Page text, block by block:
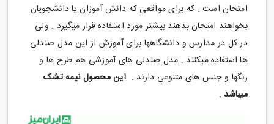
امتحان است . که برای مواقعی که دانش آموزان یا دانشجویان
بخواهند امتحان بدهند بیشتر مورد استفاده قرار میگیرد . ولی
در کل در مدارس و دانشگاهها برای آموزش از این مدل صندلی
ها استفاده میکنند . مدل صندلی های آموزشی هم طرح ها و
رنگها و جنس های متنوعی دارند . این محصول نیمه تشک
میباشد .